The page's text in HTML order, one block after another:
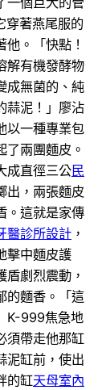
穿著燕尾服的
。「快點！
解有機發酵物
成無菌的、純
蒜泥！」廖沾
以一種專業包
兩團麵皮。
成直徑三公民
出，兩張麵皮
。這就是家傳
醫診所設計 ，
擊中麵皮護
劇烈震動，
的麵香。「這
K-999焦急地
須帶走他那缸
泥缸前，使出
的缸天母室內